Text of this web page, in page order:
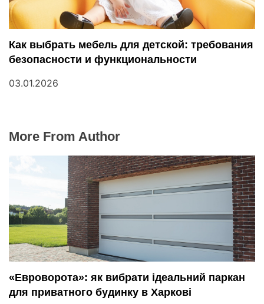
Как выбрать мебель для детской: требования
безопасности и функциональности
03.01.2026
More From Author
«Евроворота»: як вибрати ідеальний паркан
для приватного будинку в Харкові